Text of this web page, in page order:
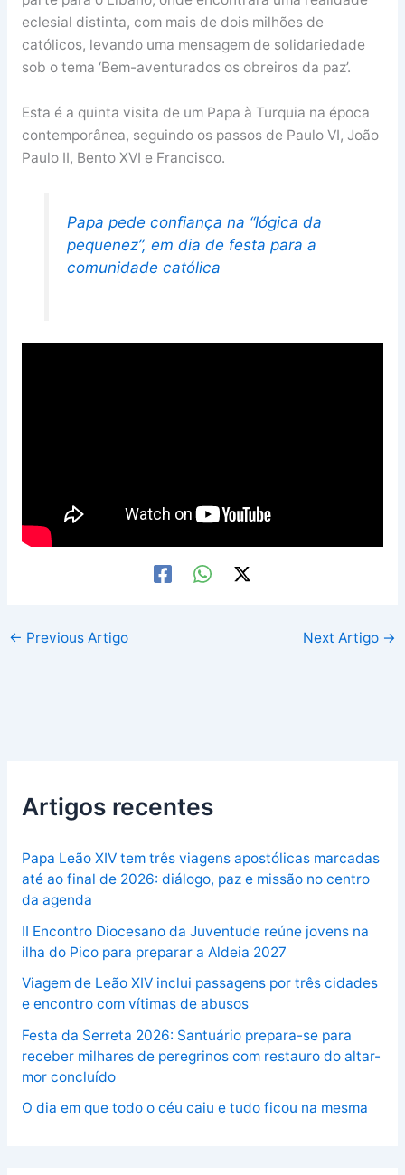
eclesial distinta, com mais de dois milhões de
católicos, levando uma mensagem de solidariedade
sob o tema ‘Bem-aventurados os obreiros da paz’.
Esta é a quinta visita de um Papa à Turquia na época
contemporânea, seguindo os passos de Paulo VI, João
Paulo II, Bento XVI e Francisco.
Papa pede confiança na “lógica da
pequenez”, em dia de festa para a
comunidade católica
← Previous Artigo Next Artigo →
Artigos recentes
Papa Leão XIV tem três viagens apostólicas marcadas
até ao final de 2026: diálogo, paz e missão no centro
da agenda
II Encontro Diocesano da Juventude reúne jovens na
ilha do Pico para preparar a Aldeia 2027
Viagem de Leão XIV inclui passagens por três cidades
e encontro com vítimas de abusos
Festa da Serreta 2026: Santuário prepara-se para
receber milhares de peregrinos com restauro do altar-
mor concluído
O dia em que todo o céu caiu e tudo ficou na mesma